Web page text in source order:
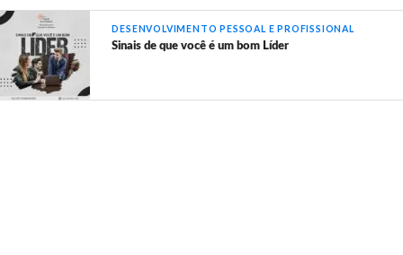
DESENVOLVIMENTO PESSOAL E PROFISSIONAL
Sinais de que você é um bom Líder